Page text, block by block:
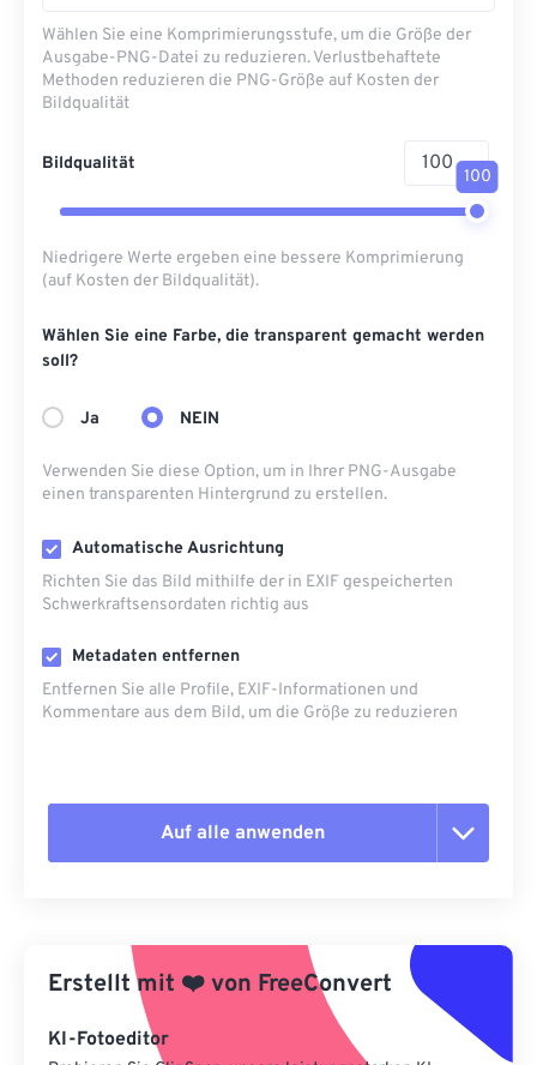
Wählen Sie eine Komprimierungsstufe, um die Größe der
Ausgabe-PNG-Datei zu reduzieren. Verlustbehaftete
Methoden reduzieren die PNG-Größe auf Kosten der
Bildqualität
Bildqualität
100
Niedrigere Werte ergeben eine bessere Komprimierung
(auf Kosten der Bildqualität).
Wählen Sie eine Farbe, die transparent gemacht werden
soll?
Ja NEIN
Verwenden Sie diese Option, um in Ihrer PNG-Ausgabe
einen transparenten Hintergrund zu erstellen.
Automatische Ausrichtung
Richten Sie das Bild mithilfe der in EXIF ​​gespeicherten
Schwerkraftsensordaten richtig aus
Metadaten entfernen
Entfernen Sie alle Profile, EXIF-Informationen und
Kommentare aus dem Bild, um die Größe zu reduzieren
Auf alle anwenden
Aus Vorgabe anwenden
Als Vorgabe speichern
Erstellt mit ❤️von FreeConvert
KI-Fotoeditor